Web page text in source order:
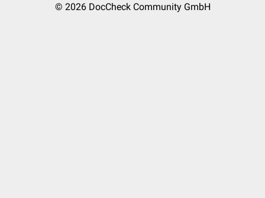
© 2026 DocCheck Community GmbH